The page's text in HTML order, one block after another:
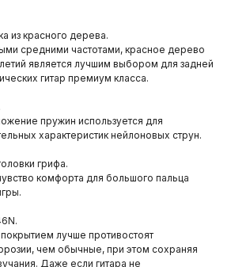
из красного дерева.
средними частотами, красное дерево
является лучшим выбором для задней
гитар премиум класса.
пружин используется для
характеристик нейлоновых струн.
грифа.
комфорта для большого пальца
лучше противостоят
чем обычные, при этом сохраняя
Даже если гитара не